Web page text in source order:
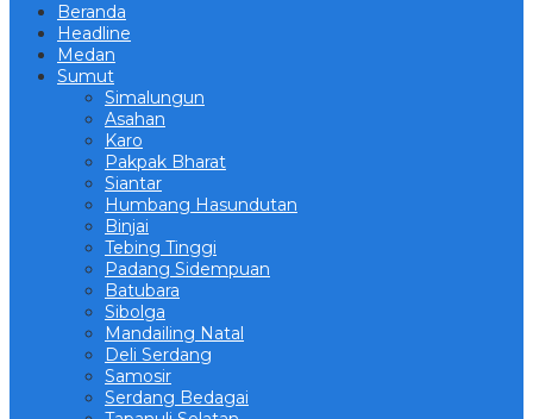
Beranda
Headline
Medan
Sumut
Simalungun
Asahan
Karo
Pakpak Bharat
Siantar
Humbang Hasundutan
Binjai
Tebing Tinggi
Padang Sidempuan
Batubara
Sibolga
Mandailing Natal
Deli Serdang
Samosir
Serdang Bedagai